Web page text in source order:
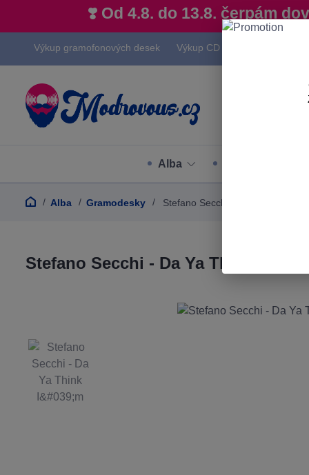
❣️ Od 4.8. do 13.8. čerpám
Výkup gramofonových desek Výkup CD
Alba
Alba Gramodesky Stefano Secchi - Da Ya Think
Stefano Secchi - Da Ya Think I'm